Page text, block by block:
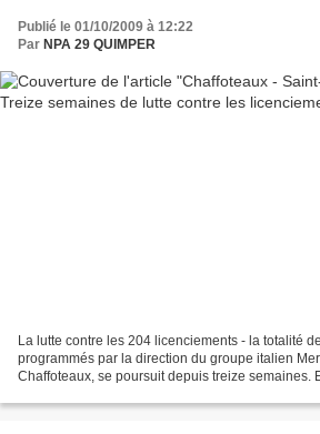
Publié le 01/10/2009 à 12:22
Par NPA 29 QUIMPER
La lutte contre les 204 licenciements - la totalité
programmés par la direction du groupe italien
Chaffoteaux, se poursuit depuis treize semaines.